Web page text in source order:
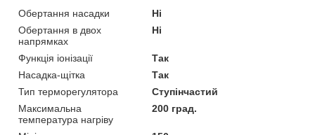
Обертання насадки
Ні
Обертання в двох
напрямках
Ні
Функція іонізації
Так
Насадка-щітка
Так
Тип терморегулятора
Ступінчастий
Максимальна
температура нагріву
200 град.